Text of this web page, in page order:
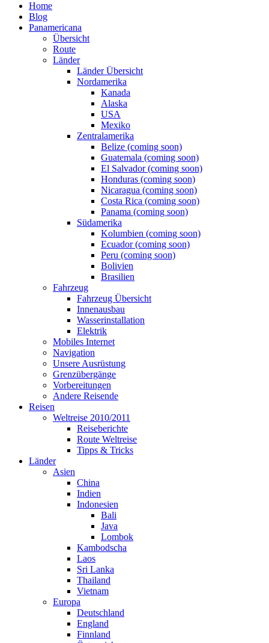
Home
Blog
Panamericana
Übersicht
Route
Länder
Länder Übersicht
Nordamerika
Kanada
Alaska
USA
Mexiko
Zentralamerika
Belize (coming soon)
Guatemala (coming soon)
El Salvador (coming soon)
Honduras (coming soon)
Nicaragua (coming soon)
Costa Rica (coming soon)
Panama (coming soon)
Südamerika
Kolumbien (coming soon)
Ecuador (coming soon)
Peru (coming soon)
Bolivien
Brasilien
Fahrzeug
Fahrzeug Übersicht
Innenausbau
Wasserinstallation
Elektrik
Mobiles Internet
Navigation
Unsere Ausrüstung
Grenzübergänge
Vorbereitungen
Andere Reisende
Reisen
Weltreise 2010/2011
Reiseberichte
Route Weltreise
Tipps & Tricks
Länder
Asien
China
Indien
Indonesien
Bali
Java
Lombok
Kambodscha
Laos
Sri Lanka
Thailand
Vietnam
Europa
Deutschland
England
Finnland